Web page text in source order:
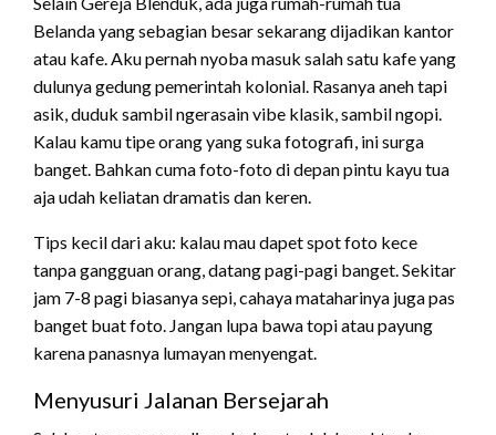
Belanda yang sebagian besar sekarang dijadikan kantor
atau kafe. Aku pernah nyoba masuk salah satu kafe yang
dulunya gedung pemerintah kolonial. Rasanya aneh tapi
asik, duduk sambil ngerasain vibe klasik, sambil ngopi.
Kalau kamu tipe orang yang suka fotografi, ini surga
banget. Bahkan cuma foto-foto di depan pintu kayu tua
aja udah keliatan dramatis dan keren.
Tips kecil dari aku: kalau mau dapet spot foto kece
tanpa gangguan orang, datang pagi-pagi banget. Sekitar
jam 7-8 pagi biasanya sepi, cahaya mataharinya juga pas
banget buat foto. Jangan lupa bawa topi atau payung
karena panasnya lumayan menyengat.
Menyusuri Jalanan Bersejarah